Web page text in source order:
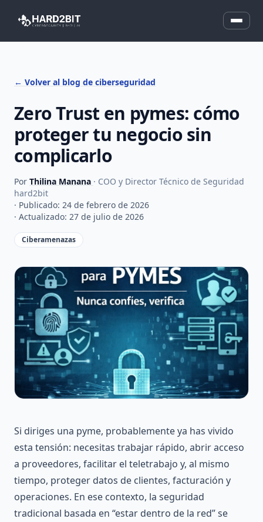
← Volver al blog de ciberseguridad
Zero Trust en pymes: cómo
proteger tu negocio sin
complicarlo
Por Thilina Manana · COO y Director Técnico de Seguridad
hard2bit
· Publicado: 24 de febrero de 2026
· Actualizado: 27 de julio de 2026
Ciberamenazas
Si diriges una pyme, probablemente ya has vivido
esta tensión: necesitas trabajar rápido, abrir acceso
a proveedores, facilitar el teletrabajo y, al mismo
tiempo, proteger datos de clientes, facturación y
operaciones. En ese contexto, la seguridad
tradicional basada en “estar dentro de la red” se